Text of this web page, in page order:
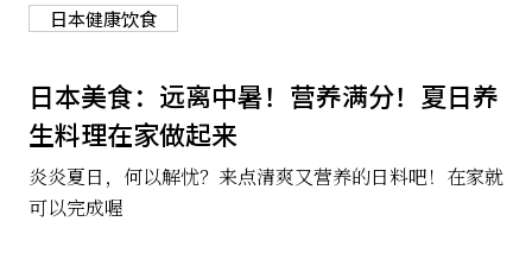
日本健康饮食
日本美食：远离中暑！营养满分！夏日养
生料理在家做起来
炎炎夏日，何以解忧？来点清爽又营养的日料吧！在家就
可以完成喔